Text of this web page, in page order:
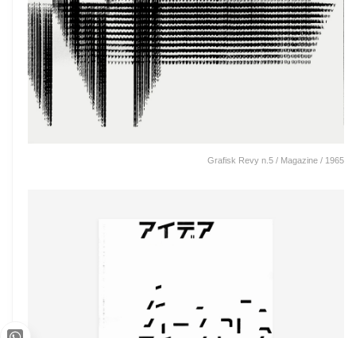
Grafisk Revy n.5 / Magazine / 1965